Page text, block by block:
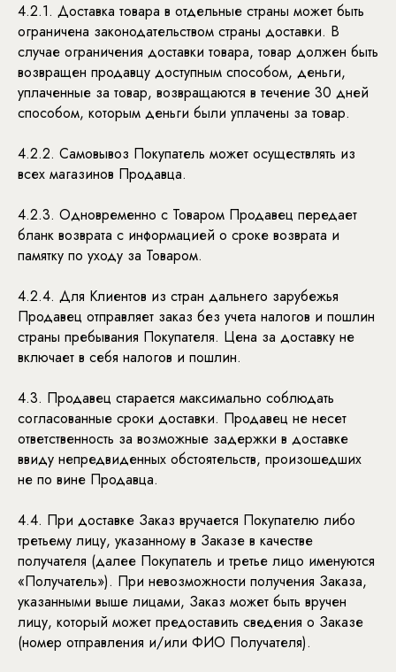
4.2.1. Доставка товара в отдельные страны может быть
ограничена законодательством страны доставки. В
случае ограничения доставки товара, товар должен быть
возвращен продавцу доступным способом, деньги,
уплаченные за товар, возвращаются в течение 30 дней
способом, которым деньги были уплачены за товар.
4.2.2. Самовывоз Покупатель может осуществлять из
всех магазинов Продавца.
4.2.3. Одновременно с Товаром Продавец передает
бланк возврата с информацией о сроке возврата и
памятку по уходу за Товаром.
4.2.4. Для Клиентов из стран дальнего зарубежья
Продавец отправляет заказ без учета налогов и пошлин
страны пребывания Покупателя. Цена за доставку не
включает в себя налогов и пошлин.
4.3. Продавец старается максимально соблюдать
согласованные сроки доставки. Продавец не несет
ответственность за возможные задержки в доставке
ввиду непредвиденных обстоятельств, произошедших
не по вине Продавца.
4.4. При доставке Заказ вручается Покупателю либо
третьему лицу, указанному в Заказе в качестве
получателя (далее Покупатель и третье лицо именуются
«Получатель»). При невозможности получения Заказа,
указанными выше лицами, Заказ может быть вручен
лицу, который может предоставить сведения о Заказе
(номер отправления и/или ФИО Получателя).